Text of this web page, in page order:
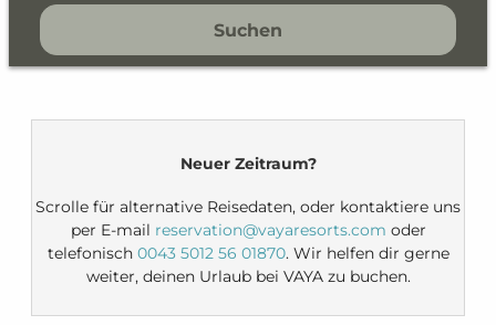
Suchen
Residence Kristall by VAYA
Neuer Zeitraum?
Scrolle für alternative Reisedaten, oder kontaktiere uns
per E-mail reservation@vayaresorts.com oder
telefonisch 0043 5012 56 01870. Wir helfen dir gerne
weiter, deinen Urlaub bei VAYA zu buchen.